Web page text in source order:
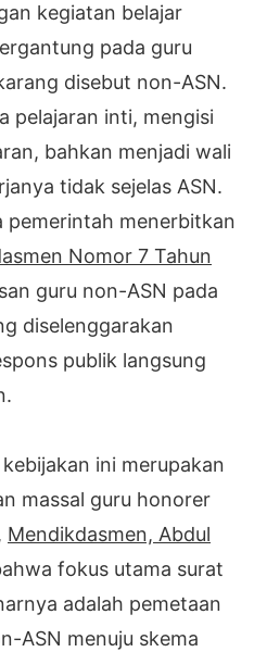
kegiatan belajar
pada guru
disebut non-ASN.
pelajaran inti, mengisi
bahkan menjadi wali
tidak sejelas ASN.
pemerintah menerbitkan
Nomor 7 Tahun
guru non-ASN pada
diselenggarakan
publik langsung
ini merupakan
massal guru honorer
Mendikdasmen, Abdul
fokus utama surat
adalah pemetaan
ASN menuju skema